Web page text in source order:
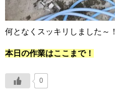
何となくスッキリしました～！
本日の作業はここまで！
0